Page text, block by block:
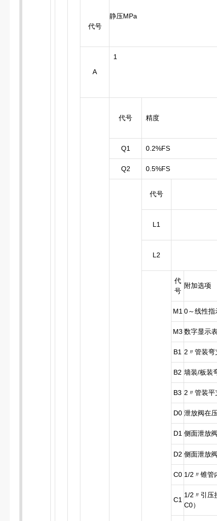
代号
静压MPa
A
1
代号 精度
Q1 0.2%FS
Q2 0.5%FS
代号
L1
L2
代
号
附加选项
M1 0～线性指
M3 数字显示
B1 2〃管装弯
B2 墙装/板装
B3 2〃管装平
D0 泄放阀在
D1 侧面泄放
D2 侧面泄放
C0 1/2〃锥管
C1
1/2〃引压
C0）